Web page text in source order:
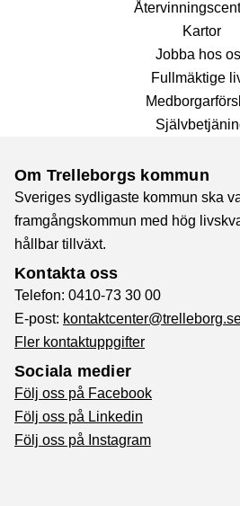
Kartor
Jobba hos
Fullmäktige
Om Trelleborgs kommun
Sveriges sydligaste kommun ska
framgångskommun med hög
hållbar tillväxt.
Kontakta oss
Telefon: 0410-73 30 00
E-post:
Fler kontaktuppgifter
Sociala medier
Följ oss på Facebook
Följ oss på Linkedin
Följ oss på Instagram